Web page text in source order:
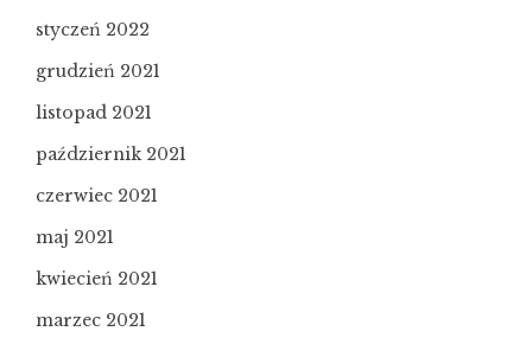
styczeń 2022
grudzień 2021
listopad 2021
październik 2021
czerwiec 2021
maj 2021
kwiecień 2021
marzec 2021